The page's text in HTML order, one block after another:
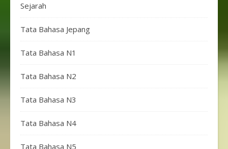
Sejarah
Tata Bahasa Jepang
Tata Bahasa N1
Tata Bahasa N2
Tata Bahasa N3
Tata Bahasa N4
Tata Bahasa N5